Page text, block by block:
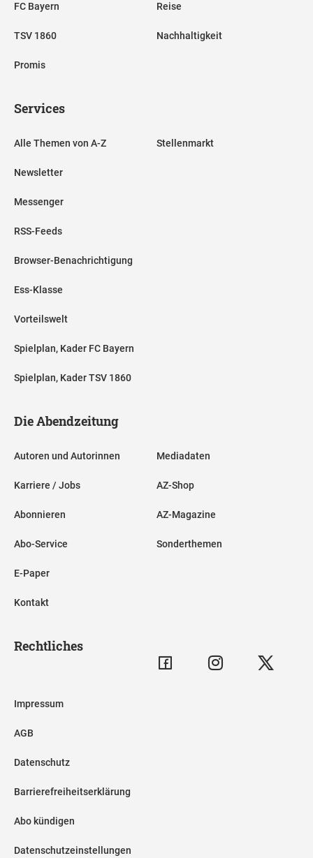
FC Bayern
TSV 1860
Promis
Reise
Nachhaltigkeit
Services
Alle Themen von A-Z
Newsletter
Messenger
RSS-Feeds
Browser-Benachrichtigung
Ess-Klasse
Vorteilswelt
Spielplan, Kader FC Bayern
Spielplan, Kader TSV 1860
Stellenmarkt
Die Abendzeitung
Autoren und Autorinnen
Karriere / Jobs
Abonnieren
Abo-Service
E-Paper
Kontakt
Mediadaten
AZ-Shop
AZ-Magazine
Sonderthemen
Rechtliches
Impressum
AGB
Datenschutz
Barrierefreiheitserklärung
Abo kündigen
Datenschutzeinstellungen